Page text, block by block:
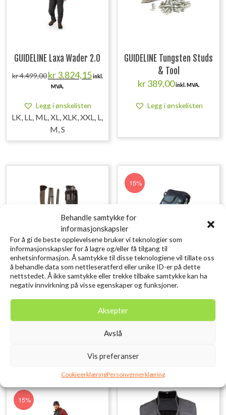
Behandle samtykke for
informasjonskapsler
For å gi de beste opplevelsene bruker vi teknologier som
informasjonskapsler for å lagre og/eller få tilgang til
enhetsinformasjon. Å samtykke til disse teknologiene vil tillate oss
å behandle data som nettleseratferd eller unike ID-er på dette
nettstedet. Å ikke samtykke eller trekke tilbake samtykke kan ha
negativ innvirkning på visse egenskaper og funksjoner.
Aksepter
Avslå
Vis preferanser
CookieerklæringPersonvernerklæring
GUIDELINE Laxa Wader 2.0
kr4.499,00 Opprinnelig
pris
var:
kr3.824,15Nåværende
pris
inkl.
MVA.
Legg i ønskelisten
LK, LL, ML, XL, XLK, XXL, L,
M, S
GUIDELINE Tungsten Studs
& Tool
kr389,00inkl. MVA.
Legg i ønskelisten
GUIDELINE Vadestav
Carbon Foldable
15%
GUIDELINE Women’s
Laerdal Boot Vibram
Opprinnelig
15%